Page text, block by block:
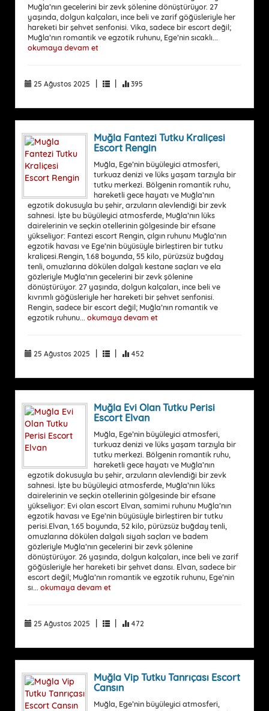
Muğla’nın gecelerini bir zevk şölenine dönüştürüyor. 27
yaşında, dolgun kalçaları, ince beli ve zarif göğüsleriyle her
hareketi bir şehvet senfonisi. Vika, sadece bir escort değil;
Muğla’nın romantik ve egzotik ruhunu, Ege’nin sıcaklı...
okumaya devam et
25 Ağustos 2025 | | 395
Muğla Fantezi Tutku Kraliçesi
Escort Rengin
Muğla, Ege’nin büyüleyici atmosferi,
turkuaz denizi ve lüks yaşam tarzıyla bir
tutku merkezi. Bölgenin romantik ruhu,
hareketli gece hayatı ve Muğla’nın
egzotik dokusuyla bu şehir, arzuların alevlendiği bir zevk
sahnesi. İşte bu büyüleyici atmosferde, Muğla’nın lüks
dairelerinin ve seçkin otellerinin gölgesinde bir efsane
yükseliyor: Fantezi escort Rengin, çılgın ruhunu Muğla’nın
egzotik havası ve Ege’nin büyüsüyle birleştiren bir tutku
kraliçesi.Rengin, 1.68 boyunda, 55 kilo, pürüzsüz buğday
tenli, omuzlarına dökülen dalgalı kestane saçları ve ela
gözleriyle Muğla’nın gecelerini bir zevk şölenine
dönüştürüyor. 27 yaşında, dolgun kalçaları, ince beli ve
kıvrımlı göğüsleriyle her hareketi bir şehvet senfonisi.
Rengin, sadece bir escort değil; Muğla’nın romantik ve
egzotik ruhunu... okumaya devam et
25 Ağustos 2025 | | 452
Muğla Evi Olan Tutku Perisi
Escort Elvan
Muğla, Ege’nin büyüleyici atmosferi,
turkuaz denizi ve lüks yaşam tarzıyla bir
tutku merkezi. Bölgenin romantik ruhu,
hareketli gece hayatı ve Muğla’nın
egzotik dokusuyla bu şehir, arzuların alevlendiği bir zevk
sahnesi. İşte bu büyüleyici atmosferde, Muğla’nın lüks
dairelerinin ve seçkin otellerinin gölgesinde bir efsane
yükseliyor: Evi olan escort Elvan, samimi ruhunu Muğla’nın
egzotik havası ve Ege’nin büyüsüyle birleştiren bir tutku
perisi.Elvan, 1.65 boyunda, 52 kilo, pürüzsüz buğday tenli,
omuzlarına dökülen dalgalı siyah saçları ve badem
gözleriyle Muğla’nın gecelerini bir zevk şölenine
dönüştürüyor. 26 yaşında, dolgun kalçaları, ince beli ve zarif
göğüsleriyle her hareketi bir şehvet dansı. Elvan, sadece bir
escort değil; Muğla’nın romantik ve egzotik ruhunu, Ege’nin
sı... okumaya devam et
25 Ağustos 2025 | | 472
Muğla Vip Tutku Tanrıçası Escort
Cansın
Muğla, Ege’nin büyüleyici atmosferi,